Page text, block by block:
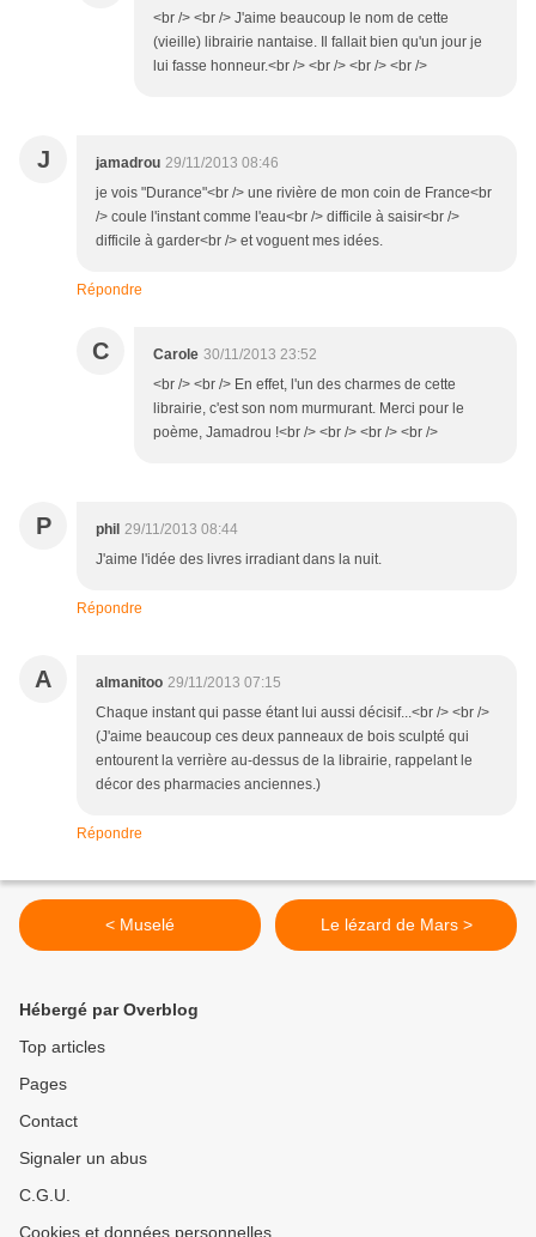
<br /> <br /> J'aime beaucoup le nom de cette
(vieille) librairie nantaise. Il fallait bien qu'un jour je
lui fasse honneur.<br /> <br /> <br /> <br />
J jamadrou 29/11/2013 08:46
je vois "Durance"<br /> une rivière de mon coin de France<br
/> coule l'instant comme l'eau<br /> difficile à saisir<br />
difficile à garder<br /> et voguent mes idées.
Répondre
C Carole 30/11/2013 23:52
<br /> <br /> En effet, l'un des charmes de cette
librairie, c'est son nom murmurant. Merci pour le
poème, Jamadrou !<br /> <br /> <br /> <br />
P phil 29/11/2013 08:44
J'aime l'idée des livres irradiant dans la nuit.
Répondre
A almanitoo 29/11/2013 07:15
Chaque instant qui passe étant lui aussi décisif...<br /> <br />
(J'aime beaucoup ces deux panneaux de bois sculpté qui
entourent la verrière au-dessus de la librairie, rappelant le
décor des pharmacies anciennes.)
Répondre
< Muselé Le lézard de Mars >
Hébergé par Overblog
Top articles
Pages
Contact
Signaler un abus
C.G.U.
Cookies et données personnelles